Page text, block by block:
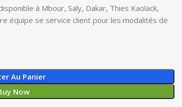
à Mbour, Saly, Dakar, Thies Kaolack,
équipe se service client pour les modalités de
Au Panier
Now